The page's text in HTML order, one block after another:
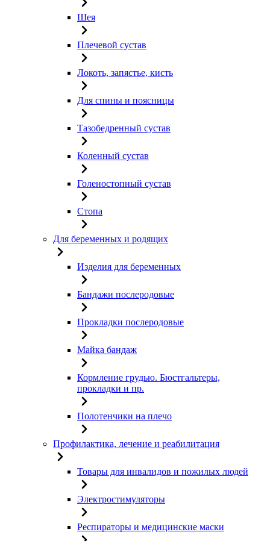
Шея
Плечевой сустав
Локоть, запястье, кисть
Для спины и поясницы
Тазобедренный сустав
Коленный сустав
Голеностопный сустав
Стопа
Для беременных и родящих
Изделия для беременных
Бандажи послеродовые
Прокладки послеродовые
Майка бандаж
Кормление грудью. Бюстгальтеры,
прокладки и пр.
Полотенчики на плечо
Профилактика, лечение и реабилитация
Товары для инвалидов и пожилых людей
Электростимуляторы
Респираторы и медицинские маски